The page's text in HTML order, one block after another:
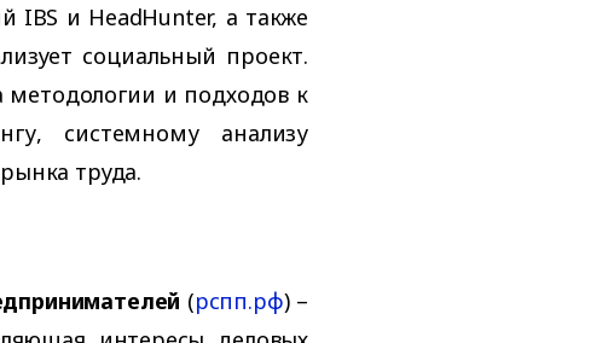
IBS и HeadHunter, а также
социальный проект.
методологии и подходов к
системному анализу
труда.
(рспп.рф) –